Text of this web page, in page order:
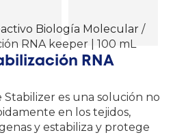
Biología Molecular /
RNA keeper | 100 mL
RNA
Stabilizer es una solución no
en los tejidos,
y estabiliza y protege